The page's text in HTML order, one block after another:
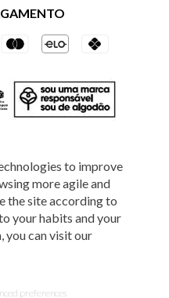
to improve
more agile and
the site according to
your habits and your
you can visit our
preferences
- A loja Estoque reserva-
como: preços, promoções e
S.A Estilo. Rua Othão, 405, Vila